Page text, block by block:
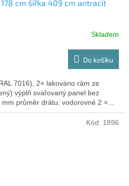
178 cm šířka 409 cm antracit
Skladem
Do košíku
7016), 2× lakováno rám ze
výplň svařovaný panel bez
průměr drátu: vodorovné 2 ×...
Kód: 1896